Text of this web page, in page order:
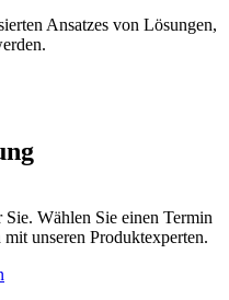
Ansatzes von Lösungen,
Wählen Sie einen Termin
unseren Produktexperten.